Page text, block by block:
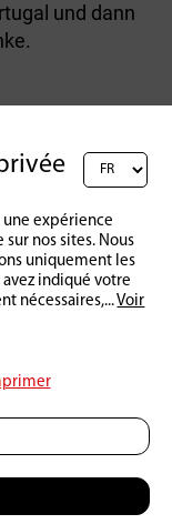
und dann
:
une expérience
nos sites. Nous
uniquement les
indiqué votre
nécessaires,...Voir